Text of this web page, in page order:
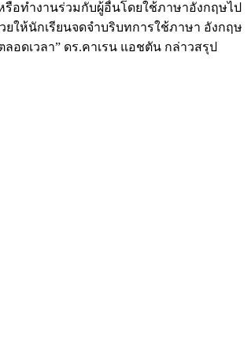
อทำงานร่วมกับผู้อื่นโดยใช้ภาษาอังกฤษไป
ให้นักเรียนจดจำบริบทการใช้ภาษา อังกฤษ
อดเวลา” ดร.คาเรน แอชตัน กล่าวสรุป